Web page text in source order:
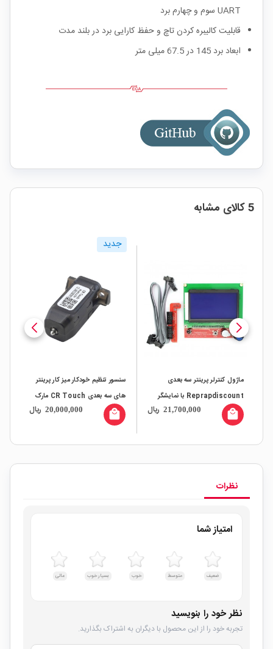
UART سوم و چهارم برد
قابلیت کالیبره کردن تاچ و حفظ کارایی برد در بلند مدت
ابعاد برد 145 در 67.5 میلی متر
5 کالای مشابه
ماژول کنترلر پرینتر سه بعدی
Reprapdiscount با نمایشگر
گرافیکی 128x64
21,700,000 ریال local_mall
جدید
سنسور تنظیم خودکار میز کار پرینتر
های سه بعدی CR Touch مارک
Creality
20,000,000 ریال local_mall
نظرات
امتیاز شما
ضعیف متوسط خوب بسیار خوب عالی
نظر خود را بنویسید
تجربه خود را از این محصول با دیگران به اشتراک بگذارید.